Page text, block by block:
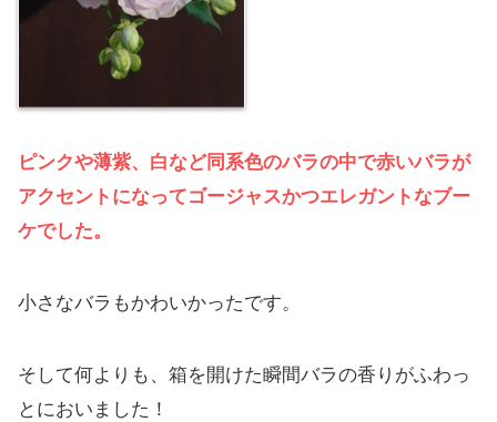
ピンクや薄紫、白など同系色のバラの中で赤いバラが
アクセントになってゴージャスかつエレガントなブー
ケでした。
小さなバラもかわいかったです。
そして何よりも、箱を開けた瞬間バラの香りがふわっ
とにおいました！